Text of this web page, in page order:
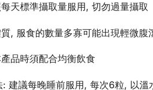
天標準攝取量服用, 切勿過量攝取
, 服食的數量多寡可能出現輕微
品時須配合均衡飲食
: 建議每晚睡前服用, 每次6粒, 以溫